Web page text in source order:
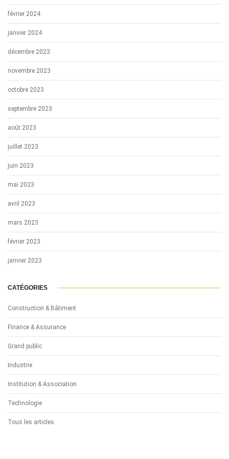
février 2024
janvier 2024
décembre 2023
novembre 2023
octobre 2023
septembre 2023
août 2023
juillet 2023
juin 2023
mai 2023
avril 2023
mars 2023
février 2023
janvier 2023
CATÉGORIES
Construction & Bâtiment
Finance & Assurance
Grand public
Industrie
Institution & Association
Technologie
Tous les articles